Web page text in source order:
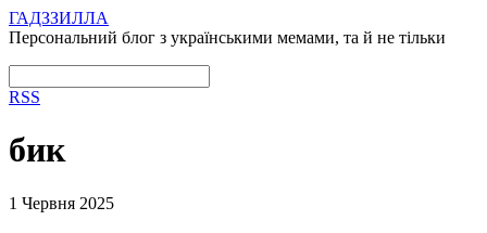
ГАДЗЗИЛЛА
Персональний блог з українськими мемами, та й не тільки
RSS
бик
1 Червня 2025